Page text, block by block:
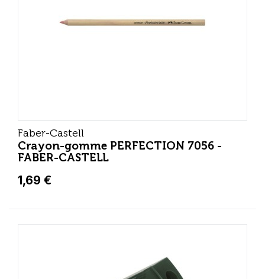
Faber-Castell
Crayon-gomme PERFECTION 7056 -
FABER-CASTELL
1,69 €